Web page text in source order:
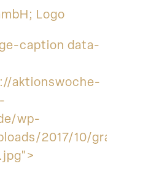
Logo
caption data-
aktionswoche-
wp-
2017/10/gramenz-